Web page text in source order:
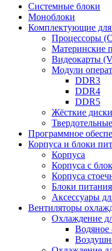
Системные блоки
Моноблоки
Комплектующие
Процессоры
Материнские
Видеокарты
Модули
DDR3
DDR4
DDR5
Жёсткие
Программное
Корпуса и блоки
Корпуса
Корпуса с
Корпуса
Блоки питания
Аксессуары
Вентиляторы
Охлаждение
Водяное